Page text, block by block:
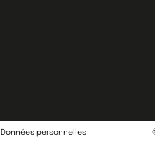
Données personnelles